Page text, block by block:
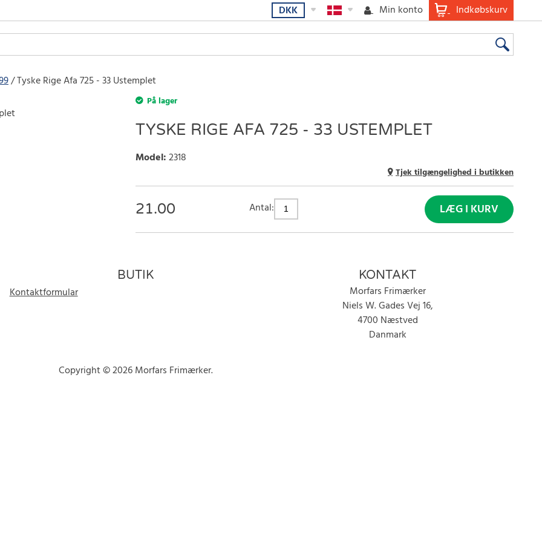
Indkøbskurv
Min konto
DKK
Tyske Rige Afa 725 - 33 Ustemplet
På lager
TYSKE RIGE AFA 725 - 33 USTEMPLET
Model:2318
Tjek tilgængelighed i butikken
21.00 Antal: LÆG I KURV
BUTIK
Kontaktformular
KONTAKT
Morfars Frimærker
Niels W. Gades Vej 16,
4700 Næstved
Danmark
Copyright © 2026 Morfars Frimærker.